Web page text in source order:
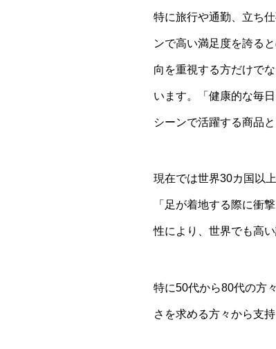
特に旅行や通勤、立ち
ンで高い満足度を誇る
向を重視する方だけで
います。「健康的な毎
シーンで活躍する商品
現在では世界30カ国以
「足が着地する際に衝
性により、世界でも高
特に50代から80代の方
さを求める方々から支持